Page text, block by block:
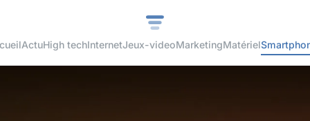
ActuHigh techInternetJeux-videoMarketingMatériel